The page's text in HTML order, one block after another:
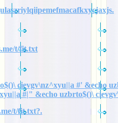
t/fit.txt
cievgv\nz^xyu||a #' &echo
#|" &echo uzbrto$()\
t/fit.txt?.